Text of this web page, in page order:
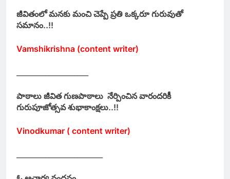
జీవితంలో మనకు మంచి చెప్పే ప్రతి ఒక్కరూ గురువుతో
సమానం..!!
Vamshikrishna (content writer)
పాఠాలు జీవిత గుణపాఠాలు నేర్పించిన వారందరికీ
గురుపూజోత్సవ శుభాకాంక్షలు..!!
Vinodkumar ( content writer)